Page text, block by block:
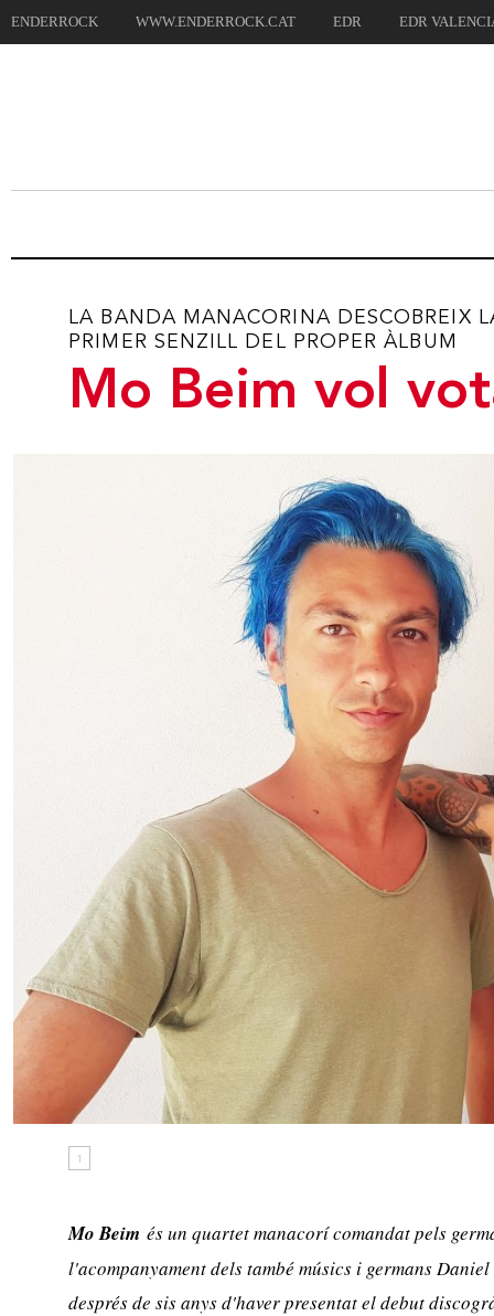
ENDERROCK WWW.ENDERROCK.CAT EDR EDR
LA BANDA MANACORINA DESCOBREIX
PRIMER SENZILL DEL PROPER ÀLBUM
Mo Beim vol
1
Mo Beimés un quartet manacorí comandat pels
l'acompanyament dels també músics i germans
després de sis anys d'haver presentat el debut